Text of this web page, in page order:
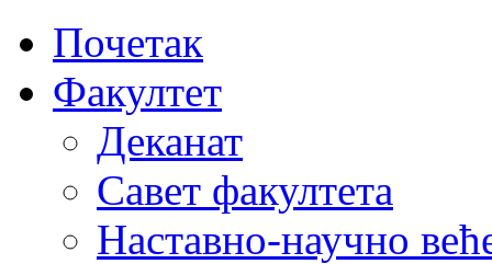
Почетак
Факултет
Деканат
Савет факултета
Наставно-научно